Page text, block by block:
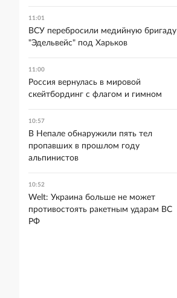
11:01
ВСУ перебросили медийную бригаду
"Эдельвейс" под Харьков
11:00
Россия вернулась в мировой
скейтбординг с флагом и гимном
10:57
В Непале обнаружили пять тел
пропавших в прошлом году
альпинистов
10:52
Welt: Украина больше не может
противостоять ракетным ударам ВС
РФ